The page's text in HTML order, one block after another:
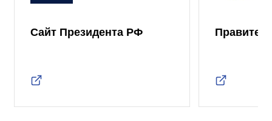
Сайт Президента РФ